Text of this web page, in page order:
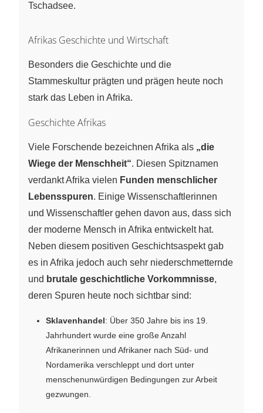
Tschadsee.
Afrikas Geschichte und Wirtschaft
Besonders die Geschichte und die
Stammeskultur prägten und prägen heute noch
stark das Leben in Afrika.
Geschichte Afrikas
Viele Forschende bezeichnen Afrika als „die
Wiege der Menschheit“. Diesen Spitznamen
verdankt Afrika vielen Funden menschlicher
Lebensspuren. Einige Wissenschaftlerinnen
und Wissenschaftler gehen davon aus, dass sich
der moderne Mensch in Afrika entwickelt hat.
Neben diesem positiven Geschichtsaspekt gab
es in Afrika jedoch auch sehr niederschmetternde
und brutale geschichtliche Vorkommnisse,
deren Spuren heute noch sichtbar sind:
Sklavenhandel: Über 350 Jahre bis ins 19.
Jahrhundert wurde eine große Anzahl
Afrikanerinnen und Afrikaner nach Süd- und
Nordamerika verschleppt und dort unter
menschenunwürdigen Bedingungen zur Arbeit
gezwungen.